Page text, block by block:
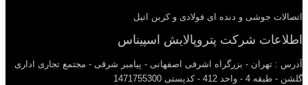
اتصالات جوشی و دنده ای فولادی و کربن اتیل
اطلاعات شرکت پتروپالایش اسپیناس
آدرس : تهران - بزرگراه اشرفی اصفهانی - پیامبر شرقی - مجتمع تجاری اداری
گلشن - طبقه 4 - واحد 412 - کدپستی 1471755300